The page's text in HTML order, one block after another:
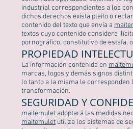
industrial correspondientes a los
dichos derechos exista pleito o
contenido del texto que envía a
textos cuyo contenido considere
pornográfico, constitutivo de estafa,
PROPIEDAD
La información contenida en
marcas, logos y demás signos
lo tanto a la misma le
transformación.
SEGURIDAD Y
maitemulet adoptará las medidas
maitemulet utiliza los sistemas de